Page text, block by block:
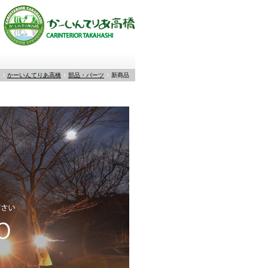
かーいんてりあ高橋 部品・パーツ 新商品